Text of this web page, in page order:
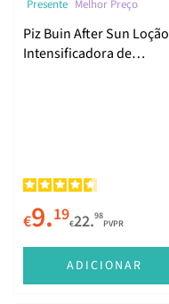
Presente Melhor Preço
Piz Buin After Sun Loção
Intensificadora de
€9.19€22.98
PVPR
ADICIONAR